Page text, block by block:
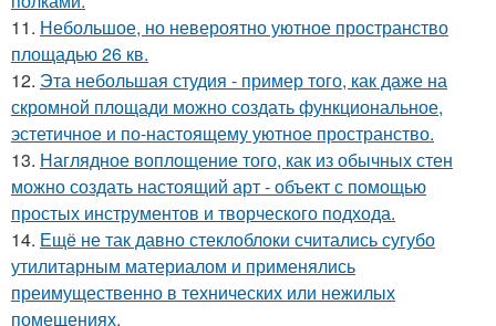
11. Небольшое, но невероятно уютное пространство
площадью 26 кв.
12. Эта небольшая студия - пример того, как даже на
скромной площади можно создать функциональное,
эстетичное и по-настоящему уютное пространство.
13. Наглядное воплощение того, как из обычных стен
можно создать настоящий арт - объект с помощью
простых инструментов и творческого подхода.
14. Ещё не так давно стеклоблоки считались сугубо
утилитарным материалом и применялись
преимущественно в технических или нежилых
помещениях.